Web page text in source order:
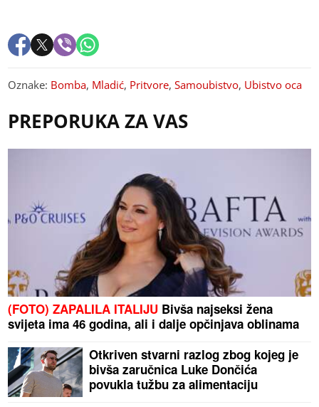
Oznake: Bomba, Mladić, Pritvore,Samoubistvo, Ubistvo oca
PREPORUKA ZA VAS
(FOTO) ZAPALILA ITALIJU Bivša najseksi žena
svijeta ima 46 godina, ali i dalje opčinjava oblinama
Otkriven stvarni razlog zbog kojeg je
bivša zaručnica Luke Dončića
povukla tužbu za alimentaciju